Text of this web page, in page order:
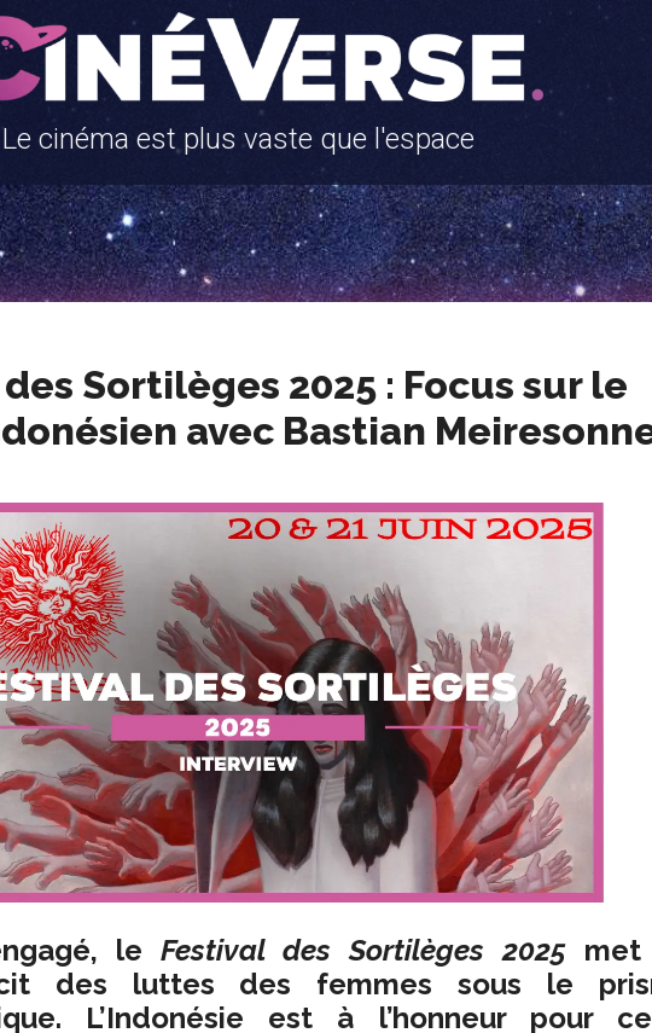
Le cinéma est plus vaste que l'espace
Sortilèges 2025 : Focus sur le
avec Bastian
le Festival des Sortilèges 2025 met
des luttes des femmes sous le
L’Indonésie est à l’honneur pour